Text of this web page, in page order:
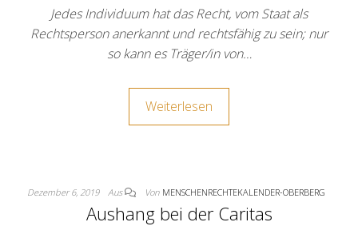
Jedes Individuum hat das Recht, vom Staat als
Rechtsperson anerkannt und rechtsfähig zu sein; nur
so kann es Träger/in von…
Weiterlesen
Dezember 6, 2019 Aus Von MENSCHENRECHTEKALENDER-OBERBERG
Aushang bei der Caritas